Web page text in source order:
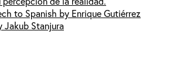
to Spanish by Enrique Gutiérrez
Stanjura